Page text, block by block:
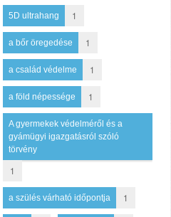
5D ultrahang 1
a bőr öregedése 1
a család védelme 1
a föld népessége 1
A gyermekek védelméről és a
gyámügyi igazgatásról szóló
törvény
1
a szülés várható időpontja 1